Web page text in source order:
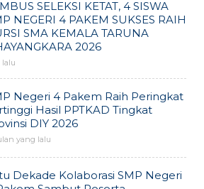
SELEKSI KETAT, 4 SISWA
NEGERI 4 PAKEM SUKSES RAIH
SMA KEMALA TARUNA
2026
lalu
Negeri 4 Pakem Raih Peringkat
Hasil PPTKAD Tingkat
DIY 2026
yang lalu
Dekade Kolaborasi SMP Negeri